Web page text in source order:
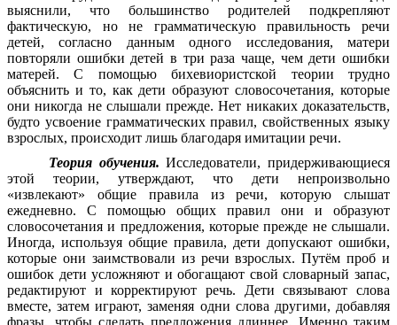
выяснили, что большинство родителей подкрепляют
фактическую, но не грамматическую правильность речи
детей, согласно данным одного исследования, матери
повторяли ошибки детей в три раза чаще, чем дети ошибки
матерей. С помощью бихевиористской теории трудно
объяснить и то, как дети образуют словосочетания, которые
они никогда не слышали прежде. Нет никаких доказательств,
будто усвоение грамматических правил, свойственных языку
взрослых, происходит лишь благодаря имитации речи.
Теория обучения. Исследователи, придерживающиеся
этой теории, утверждают, что дети непроизвольно
«извлекают» общие правила из речи, которую слышат
ежедневно. С помощью общих правил они и образуют
словосочетания и предложения, которые прежде не слышали.
Иногда, используя общие правила, дети допускают ошибки,
которые они заимствовали из речи взрослых. Путём проб и
ошибок дети усложняют и обогащают свой словарный запас,
редактируют и корректируют речь. Дети связывают слова
вместе, затем играют, заменяя одни слова другими, добавляя